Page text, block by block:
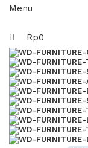
Menu
Rp0